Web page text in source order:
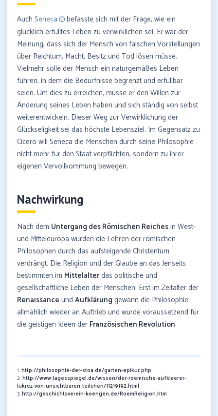
Auch Seneca
befasste sich mit der Frage, wie ein
glücklich erfülltes Leben zu verwirklichen sei. Er war der
Meinung, dass sich der Mensch von falschen Vorstellungen
über Reichtum, Macht, Besitz und Tod lösen müsse.
Vielmehr solle der Mensch ein naturgemäßes Leben
führen, in dem die Bedürfnisse begrenzt und erfüllbar
seien. Um dies zu erreichen, müsse er den Willen zur
Änderung seines Leben haben und sich ständig von selbst
weiterentwickeln. Dieser Weg zur Verwirklichung der
Glückseligkeit sei das höchste Lebensziel. Im Gegensatz zu
Cicero will Seneca die Menschen durch seine Philosophie
nicht mehr für den Staat verpflichten, sondern zu ihrer
eigenen Vervollkommung bewegen.
Nachwirkung
Nach dem Untergang des Römischen Reichesin West-
und Mitteleuropa wurden die Lehren der römischen
Philosophen durch das aufsteigende Christentum
verdrängt. Die Religion und der Glaube an das Jenseits
bestimmten im Mittelalterdas politische und
gesellschaftliche Leben der Menschen. Erst im Zeitalter der
Renaissance und Aufklärung gewann die Philosophie
allmählich wieder an Auftrieb und wurde voraussetzend für
die geistigen Ideen der Französischen Revolution.
1.http://philosophie-der-stoa.de/garten-epikur.php
2.http://www.tagesspiegel.de/wissen/der-roemische-aufklaerer-
lukrez-von-unsichtbaren-teilchen/11219192.html
3.http://geschichtsverein-koengen.de/RoemReligion.htm